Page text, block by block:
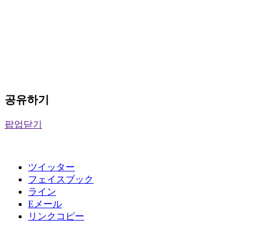
공유하기
팝업닫기
ツイッター
フェイスブック
ライン
Eメール
リンクコピー